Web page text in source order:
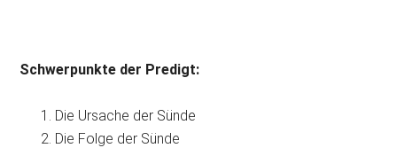
Schwerpunkte der Predigt:
Die Ursache der Sünde
Die Folge der Sünde